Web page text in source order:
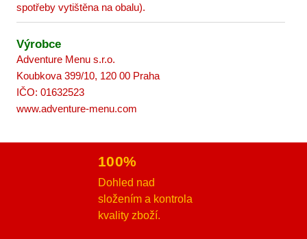
spotřeby vytištěna na obalu).
Výrobce
Adventure Menu s.r.o.
Koubkova 399/10, 120 00 Praha
IČO: 01632523
www.adventure-menu.com
100%
Dohled nad
složením a kontrola
kvality zboží.